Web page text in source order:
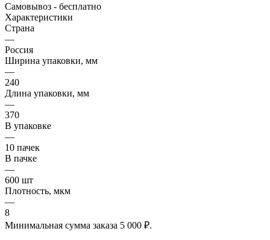
Самовывоз - бесплатно
Характеристики
Страна
—
Россия
Ширина упаковки, мм
—
240
Длина упаковки, мм
—
370
В упаковке
—
10 пачек
В пачке
—
600 шт
Плотность, мкм
—
8
Минимальная сумма заказа 5 000 ₽.